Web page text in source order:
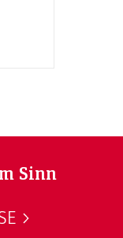
Sinn